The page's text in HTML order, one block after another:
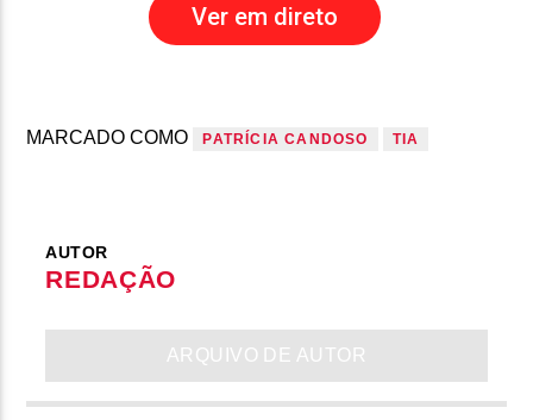
Ver em direto
MARCADO COMO PATRÍCIA CANDOSO TIA
AUTOR
REDAÇÃO
ARQUIVO DE AUTOR